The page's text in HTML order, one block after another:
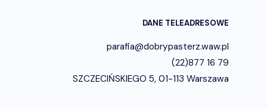
DANE TELEADRESOWE
parafia@dobrypasterz.waw.pl
(22)877 16 79
SZCZECIŃSKIEGO 5, 01-113 Warszawa